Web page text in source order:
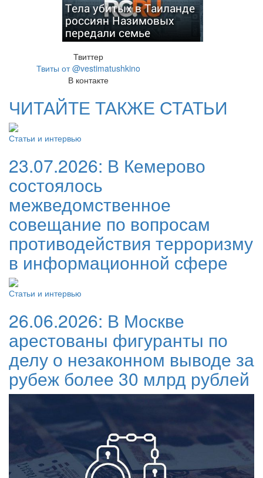
Тела убитых в Таиланде
россиян Назимовых
передали семье
Твиттер
Твиты от @vestimatushkino
В контакте
ЧИТАЙТЕ ТАКЖЕ СТАТЬИ
Статьи и интервью
23.07.2026: В Кемерово
состоялось
межведомственное
совещание по вопросам
противодействия терроризму
в информационной сфере
Статьи и интервью
26.06.2026: В Москве
арестованы фигуранты по
делу о незаконном выводе за
рубеж более 30 млрд рублей